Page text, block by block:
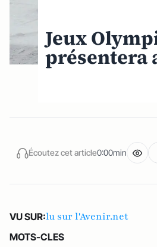
Jeux
présentera
Écoutez cet article0:00min
VU SUR:lu sur l'Avenir.net
MOTS-CLES